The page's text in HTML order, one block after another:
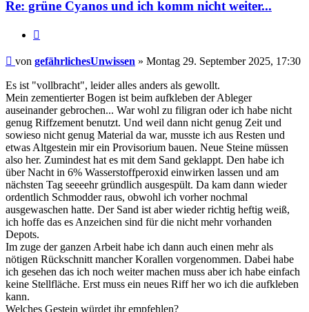
Re: grüne Cyanos und ich komm nicht weiter...
Beitrag
von gefährlichesUnwissen » Montag 29. September 2025, 17:30
Es ist "vollbracht", leider alles anders als gewollt.
Mein zementierter Bogen ist beim aufkleben der Ableger
auseinander gebrochen... War wohl zu filigran oder ich habe nicht
genug Riffzement benutzt. Und weil dann nicht genug Zeit und
sowieso nicht genug Material da war, musste ich aus Resten und
etwas Altgestein mir ein Provisorium bauen. Neue Steine müssen
also her. Zumindest hat es mit dem Sand geklappt. Den habe ich
über Nacht in 6% Wasserstoffperoxid einwirken lassen und am
nächsten Tag seeeehr gründlich ausgespült. Da kam dann wieder
ordentlich Schmodder raus, obwohl ich vorher nochmal
ausgewaschen hatte. Der Sand ist aber wieder richtig heftig weiß,
ich hoffe das es Anzeichen sind für die nicht mehr vorhanden
Depots.
Im zuge der ganzen Arbeit habe ich dann auch einen mehr als
nötigen Rückschnitt mancher Korallen vorgenommen. Dabei habe
ich gesehen das ich noch weiter machen muss aber ich habe einfach
keine Stellfläche. Erst muss ein neues Riff her wo ich die aufkleben
kann.
Welches Gestein würdet ihr empfehlen?